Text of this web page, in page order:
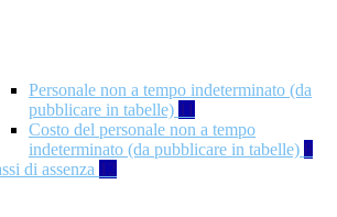
Personale non a tempo indeterminato (da
pubblicare in tabelle) 11
Costo del personale non a tempo
indeterminato (da pubblicare in tabelle) 8
di assenza 12